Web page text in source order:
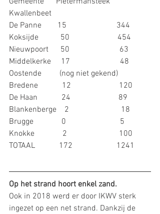
Kwallenbeet
De Panne        15                         344
Koksijde           50                        454
Nieuwpoort      50                         63
Middelkerke     17                         48
Oostende         (nog niet gekend)
Bredene            12                        120
De Haan            24                        89
Blankenberge    2                          18
Brugge              0                           5
Knokke              2                          100
TOTAAL            172                      1241
Op het strand hoort enkel zand.
Ook in 2018 werd er door IKWV sterk
ingezet op een net strand. Dankzij de